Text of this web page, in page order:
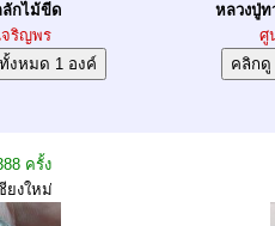
กไม้ขีด
จริญพร
หลวงปู่ท
ศู
ครั้ง
ยงใหม่